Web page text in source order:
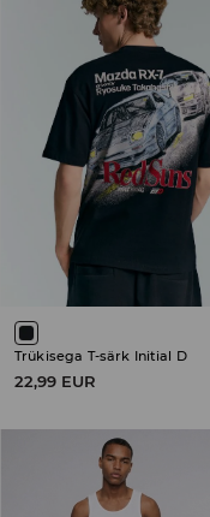
Trükisega T-särk Initial D
22,99 EUR